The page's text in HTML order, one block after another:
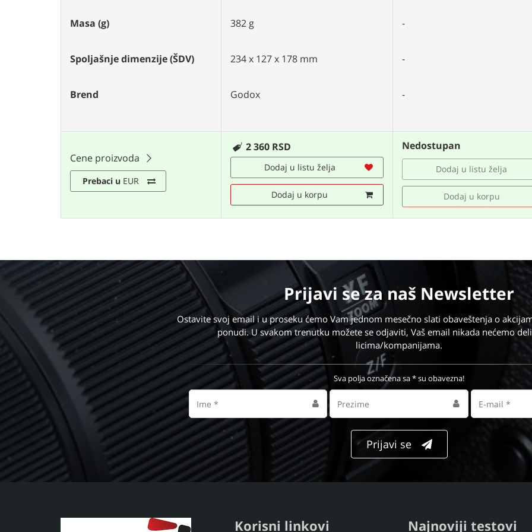
Masa (g)
Spoljašnje dimenzije (ŠDV)
Brend
382 g
234 x 127 x 178 mm
Godox
-
-
-
Cene proizvoda
Prebaci u EUR
2 360 RSD
Dodaj u listu želja
Dodaj u korpu
Nedostupan
Dodaj u listu želja
Dodaj u korpu
Prijavi seza naš Newsletter
Ostavite svoj email i u proseku ćemo Vam jednom mesečno slati obaveštenja o
ponudi. U svakom trenutku možete se odjaviti, Vaš email nikada nećemo
licima/kompanijama.
Sva polja označena sa * su obavezna!
Ime Prezime
Email
adresa
Prijavi se
Korisni linkovi Najnoviji testovi